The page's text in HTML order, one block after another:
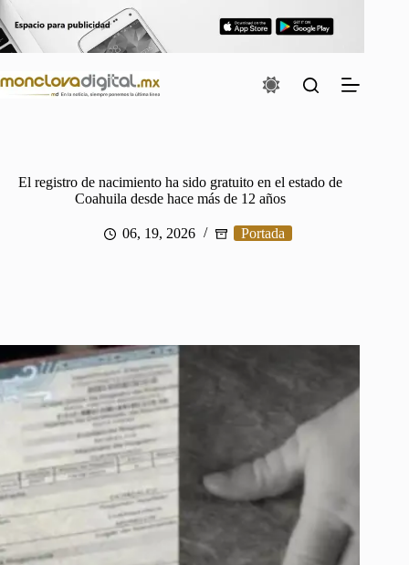
al
contenido
El registro de nacimiento ha sido gratuito en el estado de
Coahuila desde hace más de 12 años
06, 19, 2026 Portada